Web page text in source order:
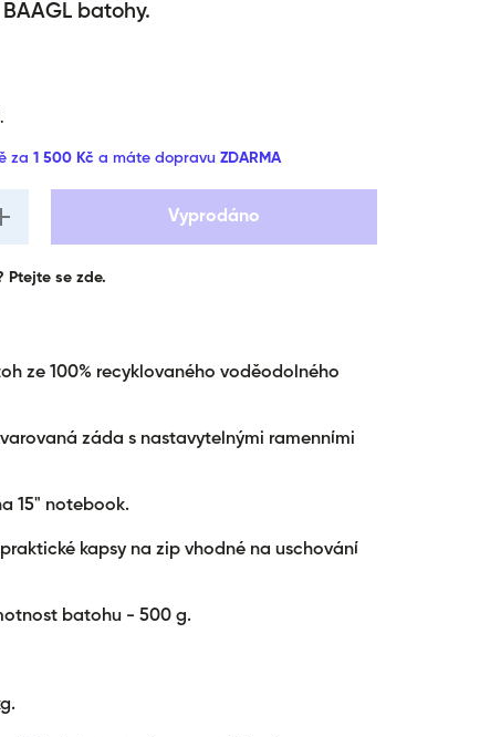
batohy.
za 1 500 Kč a máte dopravu ZDARMA
Error: Missing
interpolation value
množství pro {{
Vyprodáno
Ptejte se zde.
ze 100% recyklovaného voděodolného
záda s nastavytelnými ramenními
15" notebook.
praktické kapsy na zip vhodné na uschování
batohu - 500 g.